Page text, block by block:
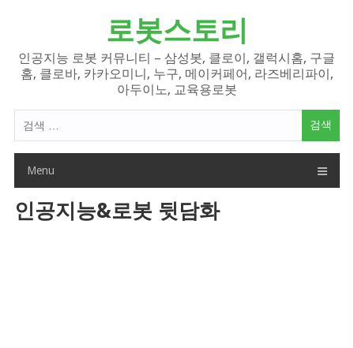
로봇스토리
인공지능 로봇 커뮤니티 – 삼성봇, 클로이, 갤럭시홈, 구글
홈, 클로바, 카카오미니, 누구, 메이커페어, 라즈베리파이,
아두이노, 교육용로봇
색
Menu
인공지능&로봇 뒷담화